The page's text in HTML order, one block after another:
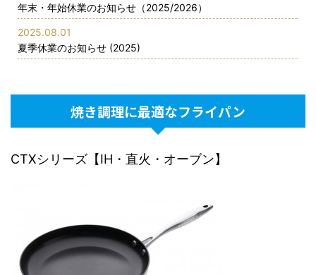
年末・年始休業のお知らせ（2025/2026）
2025.08.01
夏季休業のお知らせ (2025)
焼き調理に最適なフライパン
CTXシリーズ【IH・直火・オーブン】